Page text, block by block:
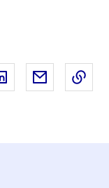
sur X
Partager surPartager